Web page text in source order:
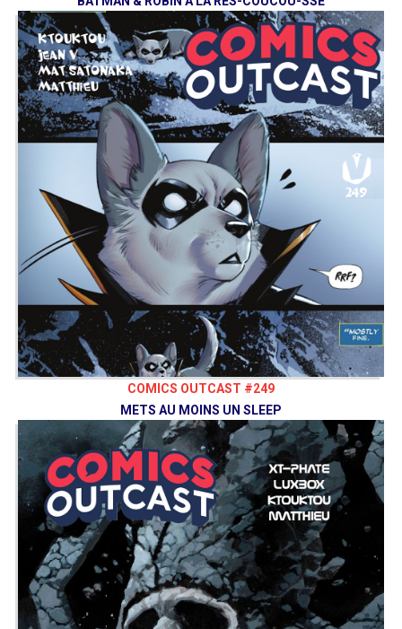
COMICS OUTCAST #249
METS AU MOINS UN SLEEP